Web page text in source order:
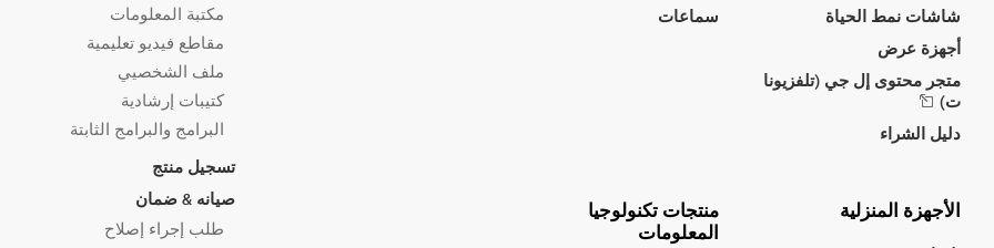
شاشات نمط الحياة
أجهزة عرض
متجر محتوى إل جي (تلفزيونا
ت)
دليل الشراء
سماعات
الأجهزة المنزلية
منتجات تكنولوجيا
المعلومات
مكتبة المعلومات
مقاطع فيديو تعليمية
ملف الشخصيي
كتيبات إرشادية
البرامج والبرامج الثابتة
تسجيل منتج
صيانه & ضمان
طلب إجراء إصلاح